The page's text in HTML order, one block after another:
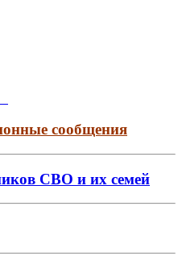
сообщения
СВО и их семей